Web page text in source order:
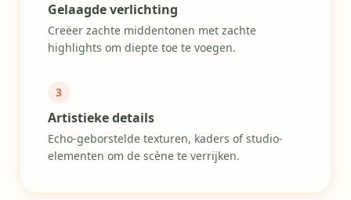
Gelaagde verlichting
Creëer zachte middentonen met zachte
highlights om diepte toe te voegen.
3
Artistieke details
Echo-geborstelde texturen, kaders of studio-
elementen om de scène te verrijken.